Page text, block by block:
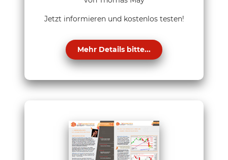
Jetzt informieren und kostenlos testen!
Mehr Details bitte...